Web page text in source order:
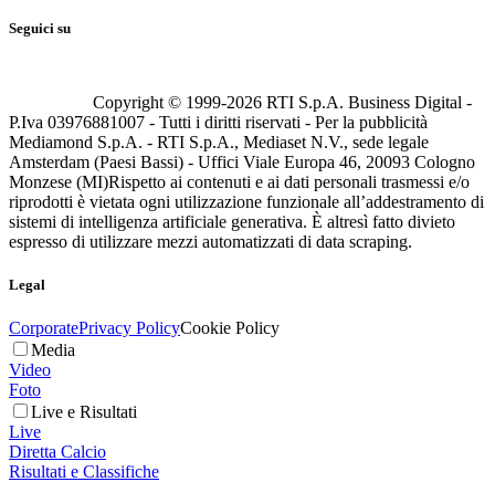
Seguici su
Copyright © 1999-2026 RTI S.p.A. Business Digital -
P.Iva 03976881007 - Tutti i diritti riservati - Per la pubblicità
Mediamond S.p.A. - RTI S.p.A., Mediaset N.V., sede legale
Amsterdam (Paesi Bassi) - Uffici Viale Europa 46, 20093 Cologno
Monzese (MI)Rispetto ai contenuti e ai dati personali trasmessi e/o
riprodotti è vietata ogni utilizzazione funzionale all’addestramento di
sistemi di intelligenza artificiale generativa. È altresì fatto divieto
espresso di utilizzare mezzi automatizzati di data scraping.
Legal
CorporatePrivacy PolicyCookie Policy
Media
Video
Foto
Live e Risultati
Live
Diretta Calcio
Risultati e Classifiche